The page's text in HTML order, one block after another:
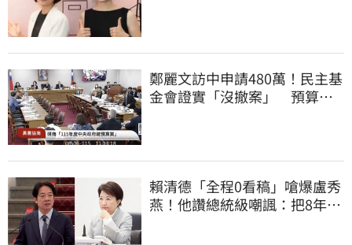
鄭麗文訪中申請480萬！民主基
金會證實「沒撤案」 預算被
賴清德「全程0看稿」嗆爆盧秀
燕！他讚總統級嘲諷：把8年總